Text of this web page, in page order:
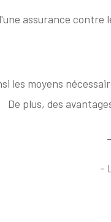
assurance contre
les moyens
De plus, des
-